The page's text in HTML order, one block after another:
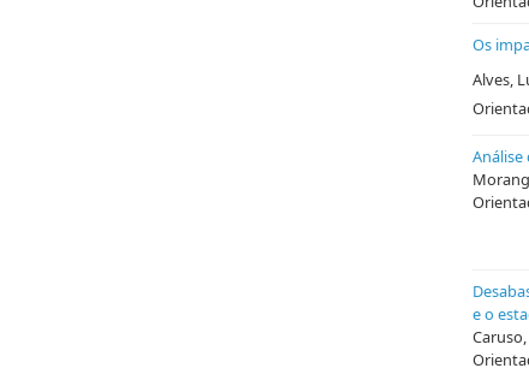
Os
Alves,
e o